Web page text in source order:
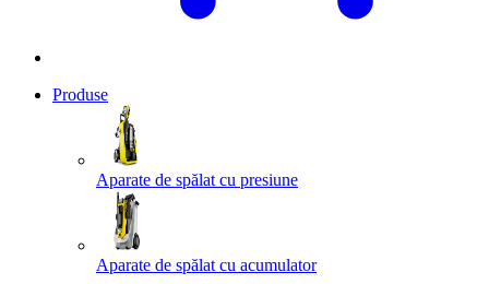
Produse
Aparate de spălat cu presiune
Aparate de spălat cu acumulator